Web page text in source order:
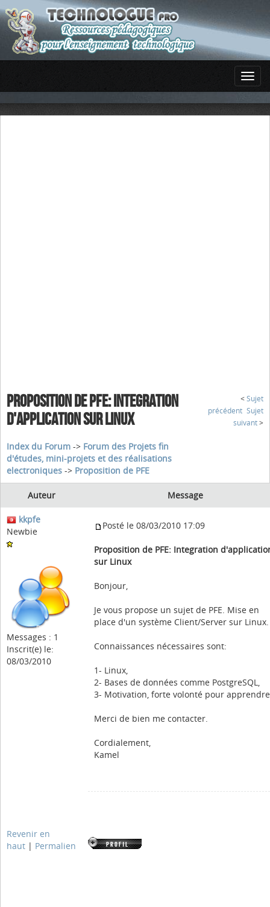
PROPOSITION DE PFE: INTEGRATION
D'APPLICATION SUR LINUX
< Sujet
précédent Sujet
suivant >
Index du Forum -> Forum des Projets fin
d'études, mini-projets et des réalisations
electroniques -> Proposition de PFE
Auteur Message
kkpfe
Newbie
Messages : 1
Inscrit(e) le:
08/03/2010
Posté le 08/03/2010 17:09
Proposition de PFE: Integration
sur Linux
Bonjour,
Je vous propose un sujet de PFE. Mise en
place d'un système Client/Server sur Linux.
Connaissances nécessaires sont:
1- Linux,
2- Bases de données comme PostgreSQL,
3- Motivation, forte volonté pour
Merci de bien me contacter.
Cordialement,
Kamel
Revenir en
haut | Permalien